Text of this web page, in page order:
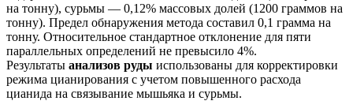
на тонну), сурьмы — 0,12% массовых долей (1200 граммов на
тонну). Предел обнаружения метода составил 0,1 грамма на
тонну. Относительное стандартное отклонение для пяти
параллельных определений не превысило 4%.
Результаты анализов руды использованы для корректировки
режима цианирования с учетом повышенного расхода
цианида на связывание мышьяка и сурьмы.